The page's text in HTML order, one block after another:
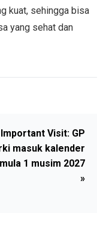
kuat, sehingga bisa
yang sehat dan
Important Visit: GP
masuk kalender
1 musim 2027
»